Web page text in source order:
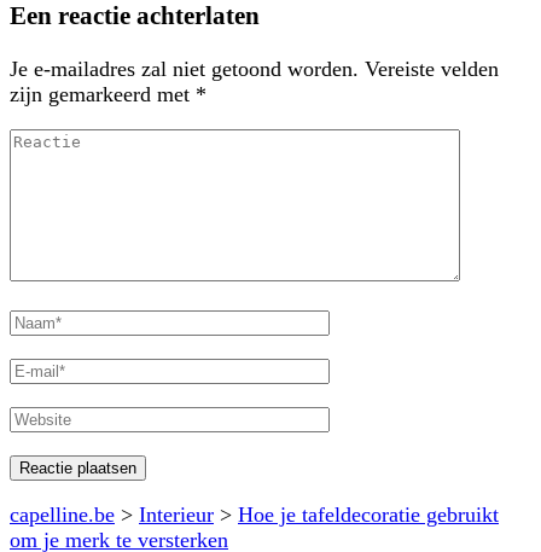
Een reactie achterlaten
Je e-mailadres zal niet getoond worden. Vereiste velden
zijn gemarkeerd met *
Reactie
Volledige
E-
Website
capelline.be > Interieur > Hoe je tafeldecoratie gebruikt
om je merk te versterken